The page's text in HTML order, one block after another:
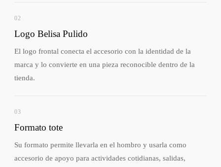
02
Logo Belisa Pulido
El logo frontal conecta el accesorio con la identidad de la
marca y lo convierte en una pieza reconocible dentro de la
tienda.
03
Formato tote
Su formato permite llevarla en el hombro y usarla como
accesorio de apoyo para actividades cotidianas, salidas,